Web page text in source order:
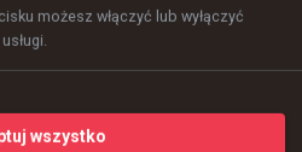
możesz włączyć lub wyłączyć
wszystko